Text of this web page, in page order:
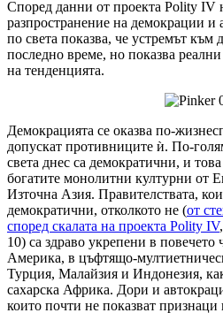
Според данни от проекта Polity IV
разпространение на демокрации и
по света показва, че устремът към
последно време, но показва
на тенденцията.
Демокрацията се оказва по-
допускат противниците ѝ. По-
света днес са демократични, и
богатите монолитни културни от
Източна Азия. Правителствата,
демократични, отколкото не (от
според скалата на проекта Polity IV
10) са здраво укрепени в повечето
Америка, в цъфтящо-
Турция, Малайзия и Индонезия,
сахарска Африка. Дори и
които почти не показват признаци